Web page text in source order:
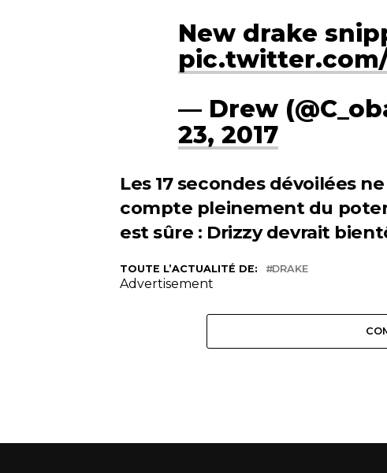
New drake
pic.twitter.com/
— Drew
23, 2017
Les 17 secondes dévoilées
compte pleinement du
est sûre : Drizzy devrait
TOUTE L’ACTUALITÉ DE: DRAKE
Advertisement